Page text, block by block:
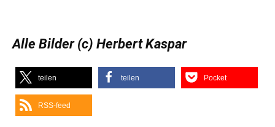
Alle Bilder (c) Herbert Kaspar
teilen teilen Pocket
RSS-feed